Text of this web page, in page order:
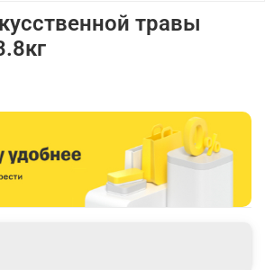
травы